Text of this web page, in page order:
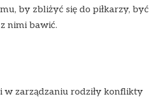
by zbliżyć się do piłkarzy, być
nimi bawić.
w zarządzaniu rodziły konflikty